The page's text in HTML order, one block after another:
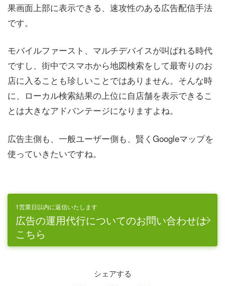
果画面上部に表示できる、速攻性のある広告配信手法
です。
モバイルファースト、マルチデバイスが叫ばれる時代
ですし、街中でスマホから地図検索をして最寄りのお
店に入ることも珍しいことではありません。そんな時
に、ローカル検索結果の上位に自店舗を表示できるこ
とは大きなアドバンテージになりますよね。
広告主側も、一般ユーザー側も、賢くGoogleマップを
使っていきたいですね。
1営業日以内に返信いたします
広告の運用代行についてのお問い合わせは
こちら
シェアする